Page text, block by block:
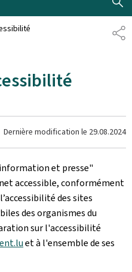
Dernière modification le 29.08.2024
et presse"
accessible, conformément
des sites
des organismes du
sur l'accessibilité
et à l'ensemble de ses